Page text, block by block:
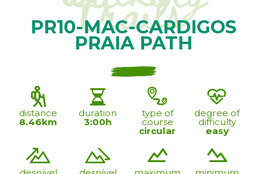
PR10-MAC-CARDIGOS
PRAIA PATH
distance
8.46km
duration
3:00h
type of
course
circular
degree of
difficulty
easy